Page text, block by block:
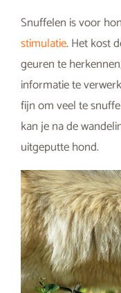
Snuffelen is voor
stimulatie. Het kost
geuren te
informatie te
fijn om veel te
kan je na de
uitgeputte hond.